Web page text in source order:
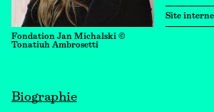
Fondation Jan Michalski ©
Tonatiuh Ambrosetti
Site
Biographie